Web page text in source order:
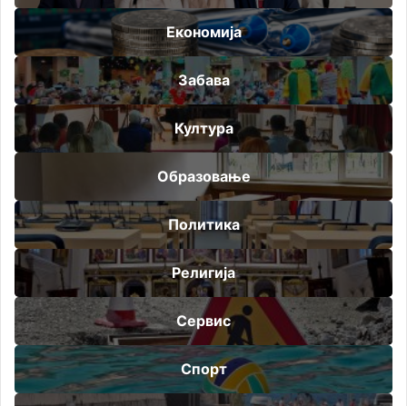
Економија
Забава
Култура
Образовање
Политика
Религија
Сервис
Спорт